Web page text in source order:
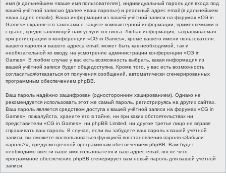
имя (в дальнейшем «ваше имя пользователя»), индивидуальный пароль для входа под
вашей учётной записью (далее «ваш пароль») и реальный адрес email (в дальнейшем
«ваш адрес email»). Ваша информация из вашей учётной записи на форумах «CG in
Games» охраняется законами о защите компьютерной информации, применяемыми в
стране, предоставляющей нам услуги хостинга. Любая информация, запрашиваемая
при регистрации в конференции «CG in Games», кроме вашего имени пользователя,
вашего пароля и вашего адреса email, может быть как необходимой, так и
необязательной ко вводу, на усмотрение администрации конференции «CG in
Games». В любом случае у вас есть возможность выбрать, какая информация из
вашей учётной записи будет общедоступна. Кроме того, у вас есть возможность
согласиться/отказаться от получения сообщений, автоматически сгенерированных
программным обеспечением phpBB.
Ваш пароль надёжно зашифрован (односторонним хэшированием). Однако не
рекомендуется использовать этот же самый пароль, регистрируясь на других сайтах.
Ваш пароль является средством доступа к вашей учётной записи на форумах «CG in
Games», пожалуйста, храните его в тайне, ни при каких обстоятельствах ни
представители «CG in Games», ни phpBB Limited, ни другое третье лицо не вправе
спрашивать ваш пароль. В случае, если вы забудете ваш пароль к вашей учётной
записи, вы сможете воспользоваться функцией восстановления пароля «Забыли
пароль?», предусмотренной программным обеспечением phpBB. Вам будет
необходимо ввести ваше имя пользователя и ваш адрес email, после чего
программное обеспечение phpBB сгенерирует вам новый пароль для вашей учётной
записи.